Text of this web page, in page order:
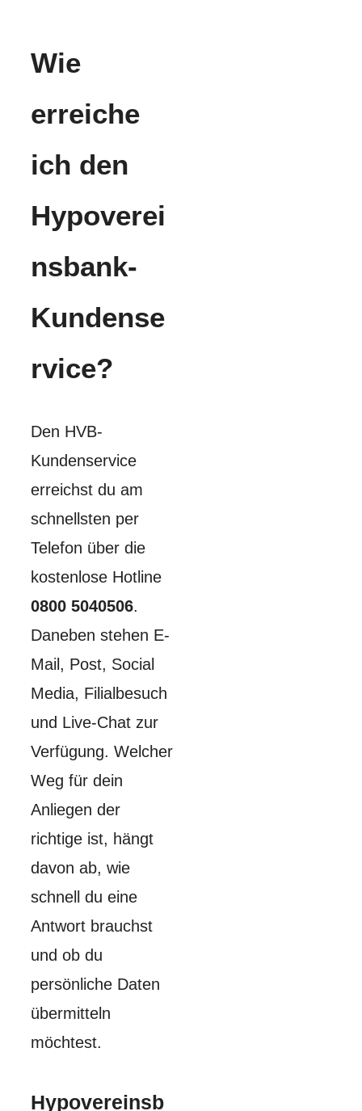
Wie
erreiche
ich den
Hypoverei
nsbank-
Kundense
rvice?
Den HVB-
Kundenservice
erreichst du am
schnellsten per
Telefon über die
kostenlose Hotline
0800 5040506.
Daneben stehen E-
Mail, Post, Social
Media, Filialbesuch
und Live-Chat zur
Verfügung. Welcher
Weg für dein
Anliegen der
richtige ist, hängt
davon ab, wie
schnell du eine
Antwort brauchst
und ob du
persönliche Daten
übermitteln
möchtest.
Hypovereinsb